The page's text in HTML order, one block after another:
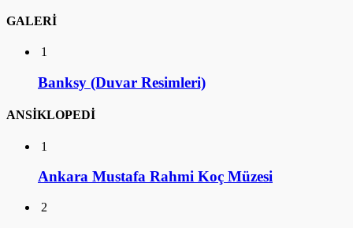
GALERİ
1
Banksy (Duvar Resimleri)
ANSİKLOPEDİ
1
Ankara Mustafa Rahmi Koç Müzesi
2